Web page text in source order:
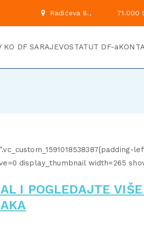
Radićeva 8.,
Službena
KO DF SARAJEVOSTATUT DF-a
display_thumbnail width=265
I POGLEDAJTE